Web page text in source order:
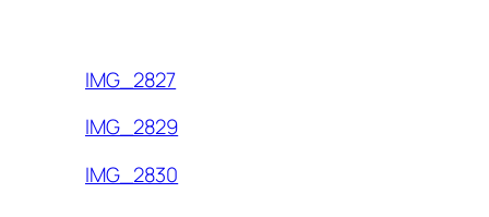
IMG_2827
IMG_2829
IMG_2830